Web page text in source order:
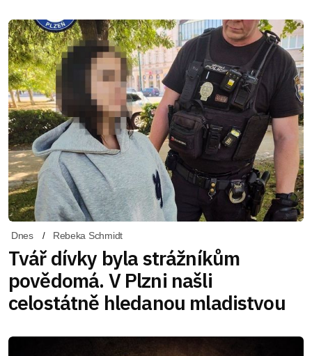
Dnes Rebeka Schmidt
Tvář dívky byla strážníkům
povědomá. V Plzni našli
celostátně hledanou mladistvou